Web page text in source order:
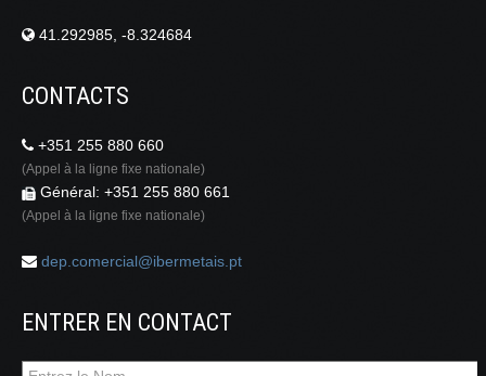
41.292985, -8.324684
CONTACTS
+351 255 880 660
(Appel à la ligne fixe nationale)
Général: +351 255 880 661
(Appel à la ligne fixe nationale)
dep.comercial@ibermetais.pt
ENTRER EN CONTACT